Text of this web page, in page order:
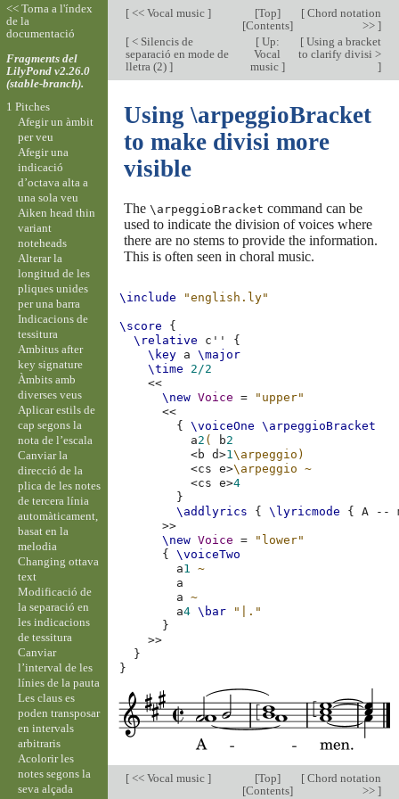
[<< Vocal music ] [Top]
[Contents]
[Chord notation
>> ]
[< Silencis de
separació en mode de
lletra (2) ]
[Up:
Vocal
music ]
[Using a bracket
to clarify divisi >
]
Using \arpeggioBracket
to make divisi more
visible
The \arpeggioBracket command can be
used to indicate the division of voices where
there are no stems to provide the information.
This is often seen in choral music.
\include "english.ly"
\score
{
\relative
c''
{
\key a
\major
\time
2/2
<<
\new Voice =
"upper"
<<
{
\voiceOne
\arpeggioBracket
a2 ( b2
<b d>1\arpeggio)
<cs e>\arpeggio
~
<cs e>4
}
\addlyrics
{ \lyricmode { A --
>>
\new Voice =
"lower"
{
\voiceTwo
a1
~
a
a
~
a4 \bar
"|."
}
>>
}
}
[<< Vocal music ] [Top]
[Contents]
[Chord notation
>> ]
<< Torna a l'índex
de la
documentació
Fragments del
LilyPond v2.26.0
(stable-branch).
1 Pitches
Afegir un àmbit
per veu
Afegir una
indicació
d’octava alta a
una sola veu
Aiken head thin
variant
noteheads
Alterar la
longitud de les
pliques unides
per una barra
Indicacions de
tessitura
Ambitus after
key signature
Àmbits amb
diverses veus
Aplicar estils de
cap segons la
nota de l’escala
Canviar la
direcció de la
plica de les notes
de tercera línia
automàticament,
basat en la
melodia
Changing ottava
text
Modificació de
la separació en
les indicacions
de tessitura
Canviar
l’interval de les
línies de la pauta
Les claus es
poden transposar
en intervals
arbitraris
Acolorir les
notes segons la
seva alçada